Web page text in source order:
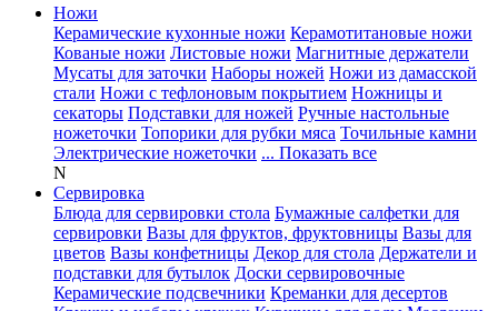
Ножи
Керамические кухонные ножи Керамотитановые ножи
Кованые ножи Листовые ножи Магнитные держатели
Мусаты для заточки Наборы ножей Ножи из дамасской
стали Ножи с тефлоновым покрытием Ножницы и
секаторы Подставки для ножей Ручные настольные
ножеточки Топорики для рубки мяса Точильные камни
Электрические ножеточки ... Показать все
N
Сервировка
Блюда для сервировки стола Бумажные салфетки для
сервировки Вазы для фруктов, фруктовницы Вазы для
цветов Вазы конфетницы Декор для стола Держатели и
подставки для бутылок Доски сервировочные
Керамические подсвечники Креманки для десертов